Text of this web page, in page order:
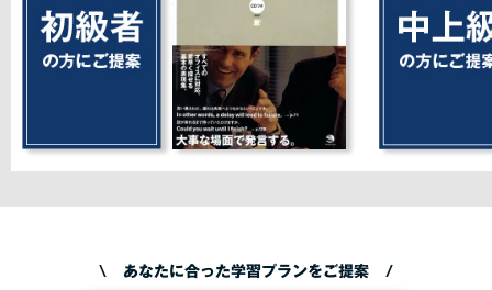
\ あなたに合った学習プランをご提案 /